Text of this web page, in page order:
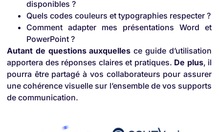
disponibles ?
Quels codes couleurs et typographies respecter ?
Comment adapter mes présentations Word et
PowerPoint ?
Autant de questions auxquelles ce guide d’utilisation
apportera des réponses claires et pratiques. De plus, il
pourra être partagé à vos collaborateurs pour assurer
une cohérence visuelle sur l’ensemble de vos supports
de communication.